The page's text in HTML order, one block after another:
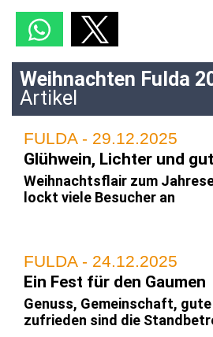
Weihnachten Fulda
Artikel
FULDA - 29.12.2025
Glühwein, Lichter und
Weihnachtsflair zum
lockt viele Besucher an
FULDA - 24.12.2025
Ein Fest für den Gaumen
Genuss, Gemeinschaft, gute
zufrieden sind die